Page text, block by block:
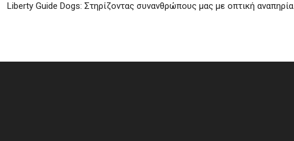
Liberty Guide Dogs: Στηρίζοντας συνανθρώπους μας με οπτική αναπηρία